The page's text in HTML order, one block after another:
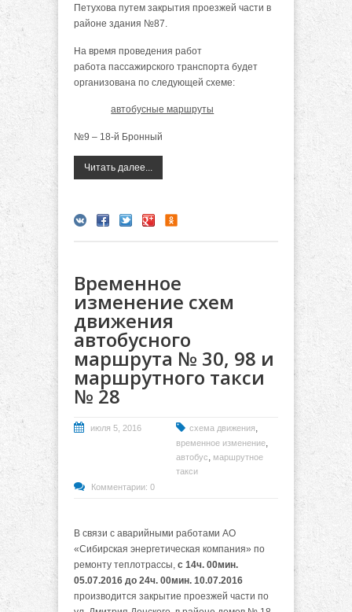
Петухова путем закрытия проезжей части в
районе здания №87.
На время проведения работ
работа пассажирского транспорта будет
организована по следующей схеме:
автобусные маршруты
№9 – 18-й Бронный
Читать далее...
Временное
изменение схем
движения
автобусного
маршрута № 30, 98 и
маршрутного такси
№ 28
июля 5, 2016 схема движения,
временное изменение,
автобус, маршрутное
такси
Комментарии: 0
В связи с аварийными работами АО
«Сибирская энергетическая компания» по
ремонту теплотрассы, с 14ч. 00мин.
05.07.2016 до 24ч. 00мин. 10.07.2016
производится закрытие проезжей части по